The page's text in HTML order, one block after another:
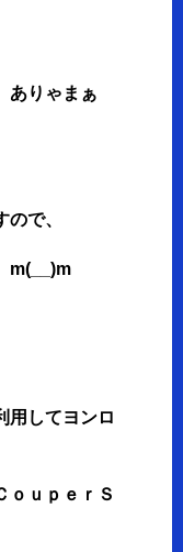
ありゃまぁ
で、
m(__)m
用してヨンロ
ｕｐｅｒＳ